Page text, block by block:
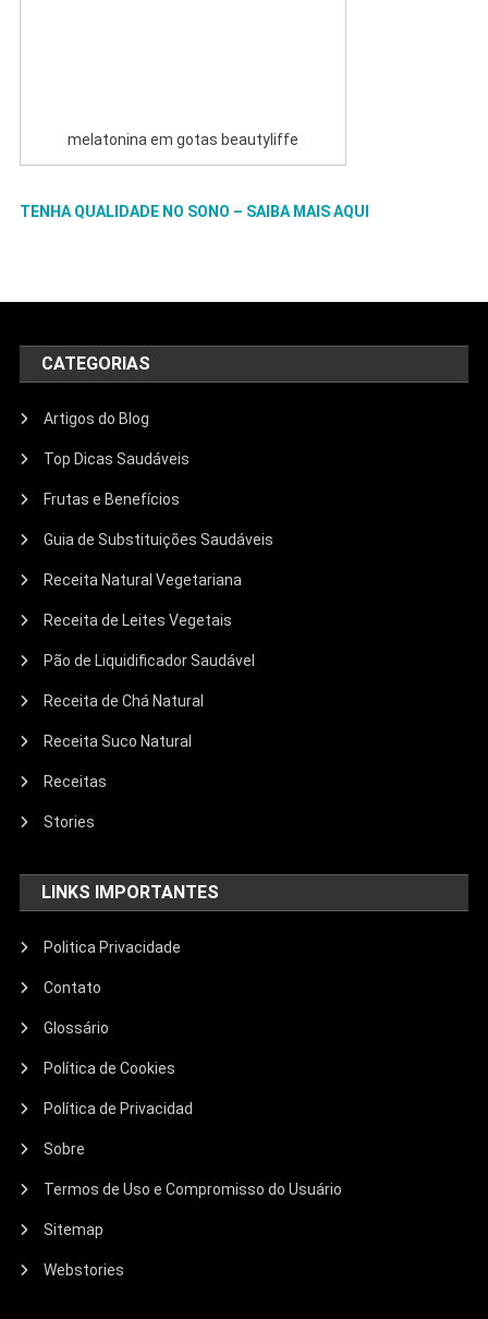
melatonina em gotas beautyliffe
TENHA QUALIDADE NO SONO – SAIBA MAIS AQUI
CATEGORIAS
Artigos do Blog
Top Dicas Saudáveis
Frutas e Benefícios
Guia de Substituições Saudáveis
Receita Natural Vegetariana
Receita de Leites Vegetais
Pão de Liquidificador Saudável
Receita de Chá Natural
Receita Suco Natural
Receitas
Stories
LINKS IMPORTANTES
Politica Privacidade
Contato
Glossário
Política de Cookies
Política de Privacidad
Sobre
Termos de Uso e Compromisso do Usuário
Sitemap
Webstories